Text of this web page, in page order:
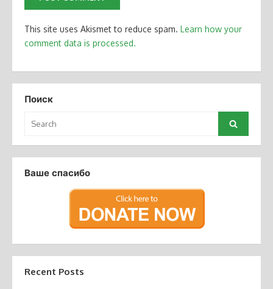
This site uses Akismet to reduce spam. Learn how your
comment data is processed.
Поиск
for:
Search
Ваше спасибо
Recent Posts